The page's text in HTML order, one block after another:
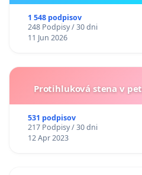
1 548 podpisov
248 Podpisy / 30 dni
11 Jun 2026
Protihluková stena v
531 podpisov
217 Podpisy / 30 dni
12 Apr 2023